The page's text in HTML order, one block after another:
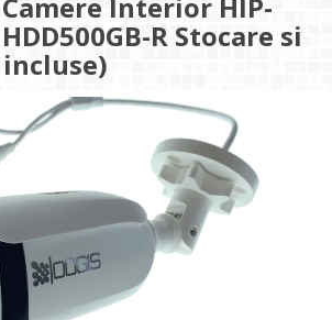
R Stocare si